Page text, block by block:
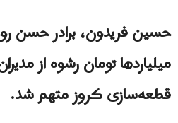
حسین فریدون، برادر حسن
میلیاردها تومان رشوه از
قطعه‌سازی کروز متهم شد.